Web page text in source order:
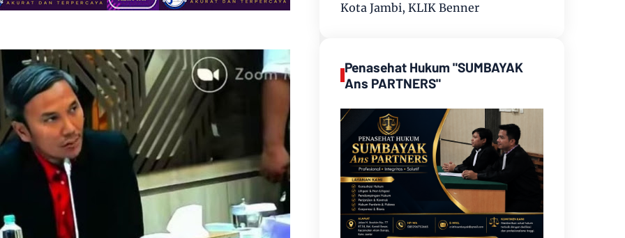
Kota Jambi, KLIK Benner
Penasehat Hukum "SUMBAYAK
Ans PARTNERS"